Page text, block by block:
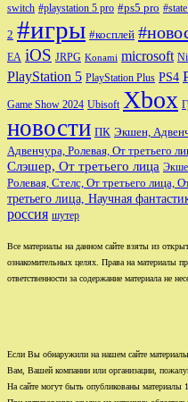
switch #playstation 5 pro #ps5 pro
2 #игры #косплей
EA iOS JRPG Konami microsoft
PlayStation 5 PlayStation Plus PS4
Game Show 2024 Ubisoft Xbox
новости ПК Экшен,
Адвенчура, Ролевая, От третьего
Слэшер, От третьего лица
Ролевая, Стелс, От третьего лица,
третьего лица, Научная
россия шутер
Все материалы на данном сайте взяты из
ознакомительных целях. Права на материалы
ответственности за содержание материала не
Если Вы обнаружили на нашем сайте
Вам, Вашей компании или организации,
На сайте могут быть опубликованы материалы